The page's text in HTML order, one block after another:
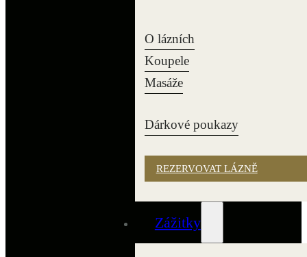
O lázních
Koupele
Masáže
Dárkové poukazy
REZERVOVAT LÁZNĚ
Zážitky